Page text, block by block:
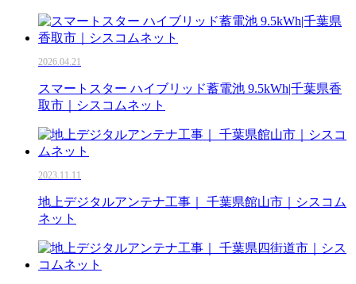
2026.04.21
スマートスター ハイブリッド蓄電池 9.5kWh|千葉県香
取市｜シスコムネット
2023.11.11
地上デジタルアンテナ工事｜ 千葉県館山市｜シスコム
ネット